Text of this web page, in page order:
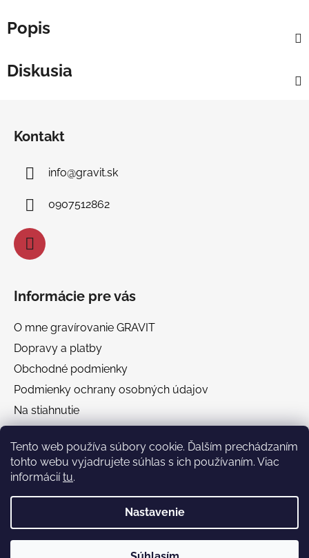
Tento web používa súbory cookie. Ďalším prechádzaním
tohto webu vyjadrujete súhlas s ich používaním. Viac
informáciítu.
Nastavenie
Popis
Diskusia
Kontakt
info@gravit.sk
0907512862
Informácie pre vás
O mne gravírovanie GRAVIT
Dopravy a platby
Obchodné podmienky
Podmienky ochrany osobných údajov
Na stiahnutie
Facebook